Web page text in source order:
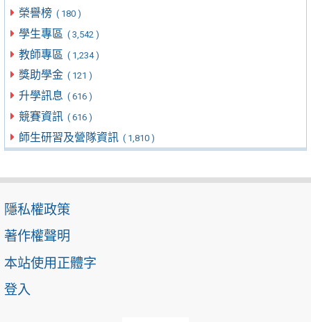
榮譽榜 ( 180 )
學生專區 ( 3,542 )
教師專區 ( 1,234 )
獎助學金 ( 121 )
升學訊息 ( 616 )
競賽資訊 ( 616 )
師生研習及營隊資訊 ( 1,810 )
隱私權政策
著作權聲明
本站使用正體字
登入